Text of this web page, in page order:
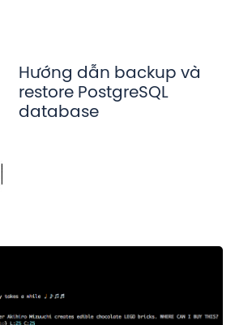
Hướng dẫn backup và
restore PostgreSQL
database